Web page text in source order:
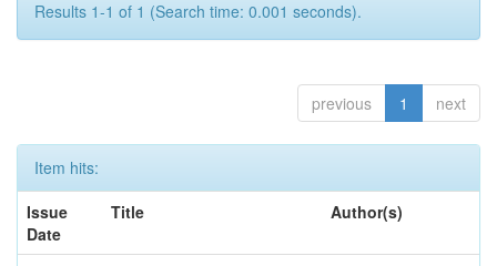
Results 1-1 of 1 (Search time: 0.001 seconds).
previous 1 next
Item hits:
Issue
Date
Title Author(s)